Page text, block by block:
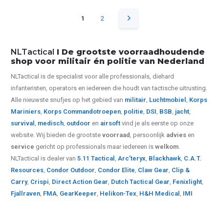
1 2
NLTactical I De grootste voorraadhoudende
shop voor militair én politie van Nederland
NLTactical is de specialist voor alleprofessionals, diehard
infanteristen, operators en iedereen die houdt van tactische uitrusting.
Alle nieuwste snufjes op het gebied van militair, Luchtmobiel, Korps
Mariniers, Korps Commandotroepen, politie, DSI, BSB, jacht,
survival, medisch, outdoor en airsoft vind je als eerste op onze
website.Wij bieden de grootstevoorraad, persoonlijk advies en
service gericht op professionals maar iedereen iswelkom.
NLTactical is dealer van5.11 Tactical,Arc’teryx, Blackhawk, C.A.T.
Resources, Condor Outdoor, Condor Elite, Claw Gear, Clip &
Carry, Crispi, Direct Action Gear, Dutch Tactical Gear, Fenixlight,
Fjallraven, FMA, GearKeeper, Helikon-Tex, H&H Medical, IMI